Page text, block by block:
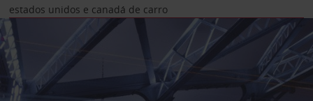
estados unidos e canadá de carro